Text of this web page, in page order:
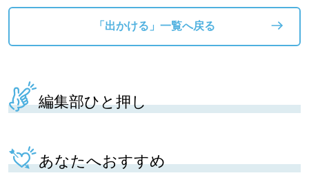
「出かける」一覧へ戻る
編集部ひと押し
あなたへおすすめ